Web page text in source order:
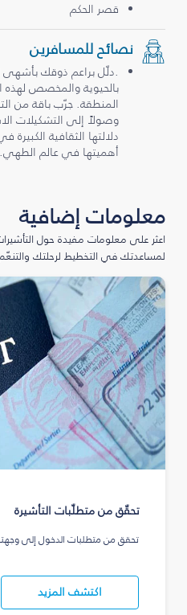
قصر الحكم
نصائح للمسافرين
.دلّل براعم ذوقك بأشهى
بالحيوية والمخصص لهذه
المنطقة. جرّب باقة من
وصولاً إلى التشكيلات
دلالتها الثقافية
أهميتها في عالم الطهي.
معلومات إضافية
اعثر على معلومات مفيدة حول
لمساعدتك في التخطيط لرحلتك
تحقّق من متطلّبات التأشيرة
تحقق من متطلبات الدخول إلى
اكتشف المزيد